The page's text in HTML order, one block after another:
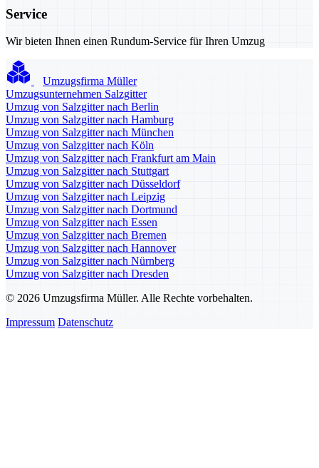
Service
Wir bieten Ihnen einen Rundum-Service für Ihren Umzug
Umzugsfirma Müller
Umzugsunternehmen Salzgitter
Umzug von Salzgitter nach Berlin
Umzug von Salzgitter nach Hamburg
Umzug von Salzgitter nach München
Umzug von Salzgitter nach Köln
Umzug von Salzgitter nach Frankfurt am Main
Umzug von Salzgitter nach Stuttgart
Umzug von Salzgitter nach Düsseldorf
Umzug von Salzgitter nach Leipzig
Umzug von Salzgitter nach Dortmund
Umzug von Salzgitter nach Essen
Umzug von Salzgitter nach Bremen
Umzug von Salzgitter nach Hannover
Umzug von Salzgitter nach Nürnberg
Umzug von Salzgitter nach Dresden
© 2026 Umzugsfirma Müller. Alle Rechte vorbehalten.
Impressum Datenschutz